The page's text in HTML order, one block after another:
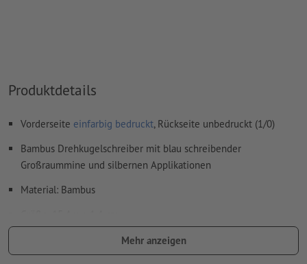
Weitere Informationen und Tipps zu
Rechtschreib- und Satzfehler
werden von uns nicht geprüft
Hinweis: Bitte beachten Sie, dass bei Naturmaterialien die
Gravurfarben unterschiedlich ausfallen können.
Produktdetails
Vorderseite einfarbig bedruckt, Rückseite unbedruckt (1/0)
Bambus Drehkugelschreiber mit blau schreibender
Großraummine und silbernen Applikationen
Material: Bambus
Verpackung: Karton-/Papierhülle
Mehr anzeigen